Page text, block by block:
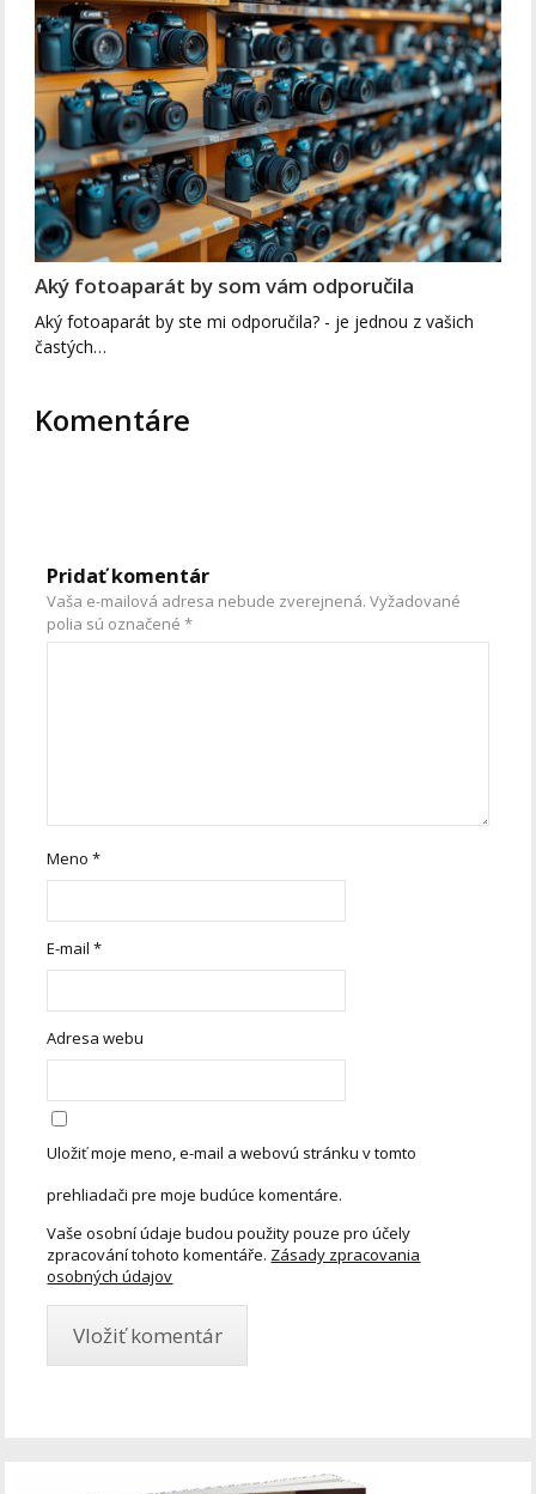
Aký fotoaparát by som vám odporučila
Aký fotoaparát by ste mi odporučila? - je jednou z vašich
častých…
Komentáre
Pridať komentár
Vaša e-mailová adresa nebude zverejnená. Vyžadované
polia sú označené*
Meno*
E-mail*
Adresa webu
Uložiť moje meno, e-mail a webovú stránku v tomto
prehliadači pre moje budúce komentáre.
Vaše osobní údaje budou použity pouze pro účely
zpracování tohoto komentáře. Zásady zpracovania
osobných údajov